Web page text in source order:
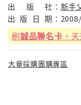
出
版 社： 新手
出 版 日 期：
刷誠品聯名卡 ，
大量採購團購專區